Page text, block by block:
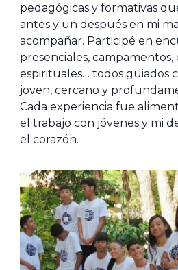
pedagógicas y formativas
antes y un después en mi
acompañar. Participé en
presenciales, campamentos,
espirituales… todos guiados
joven, cercano y
Cada experiencia fue
el trabajo con jóvenes y mi
el corazón.